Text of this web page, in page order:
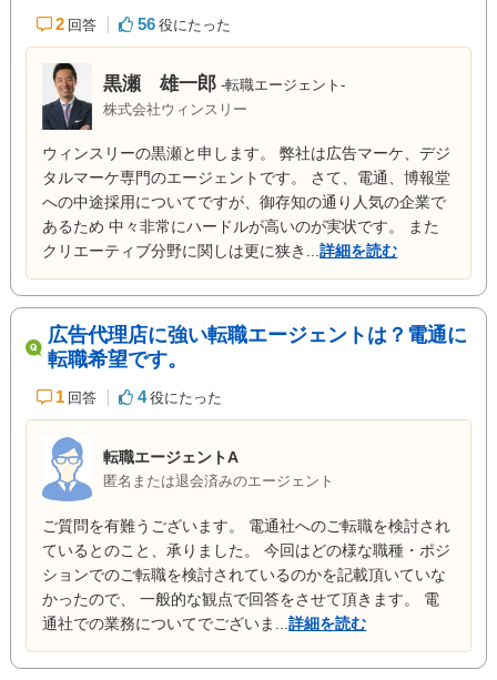
2 回答 56 役にたった
黒瀬 雄一郎 -転職エージェント-
株式会社ウィンスリー
ウィンスリーの黒瀬と申します。 弊社は広告マーケ、デジ
タルマーケ専門のエージェントです。 さて、電通、博報堂
への中途採用についてですが、御存知の通り人気の企業で
あるため 中々非常にハードルが高いのが実状です。 また
クリエーティブ分野に関しは更に狭き...詳細を読む
広告代理店に強い転職エージェントは？電通に
転職希望です。
1 回答 4 役にたった
転職エージェントA
匿名または退会済みのエージェント
ご質問を有難うございます。 電通社へのご転職を検討され
ているとのこと、承りました。 今回はどの様な職種・ポジ
ションでのご転職を検討されているのかを記載頂いていな
かったので、 一般的な観点で回答をさせて頂きます。 電
通社での業務についてでございま...詳細を読む